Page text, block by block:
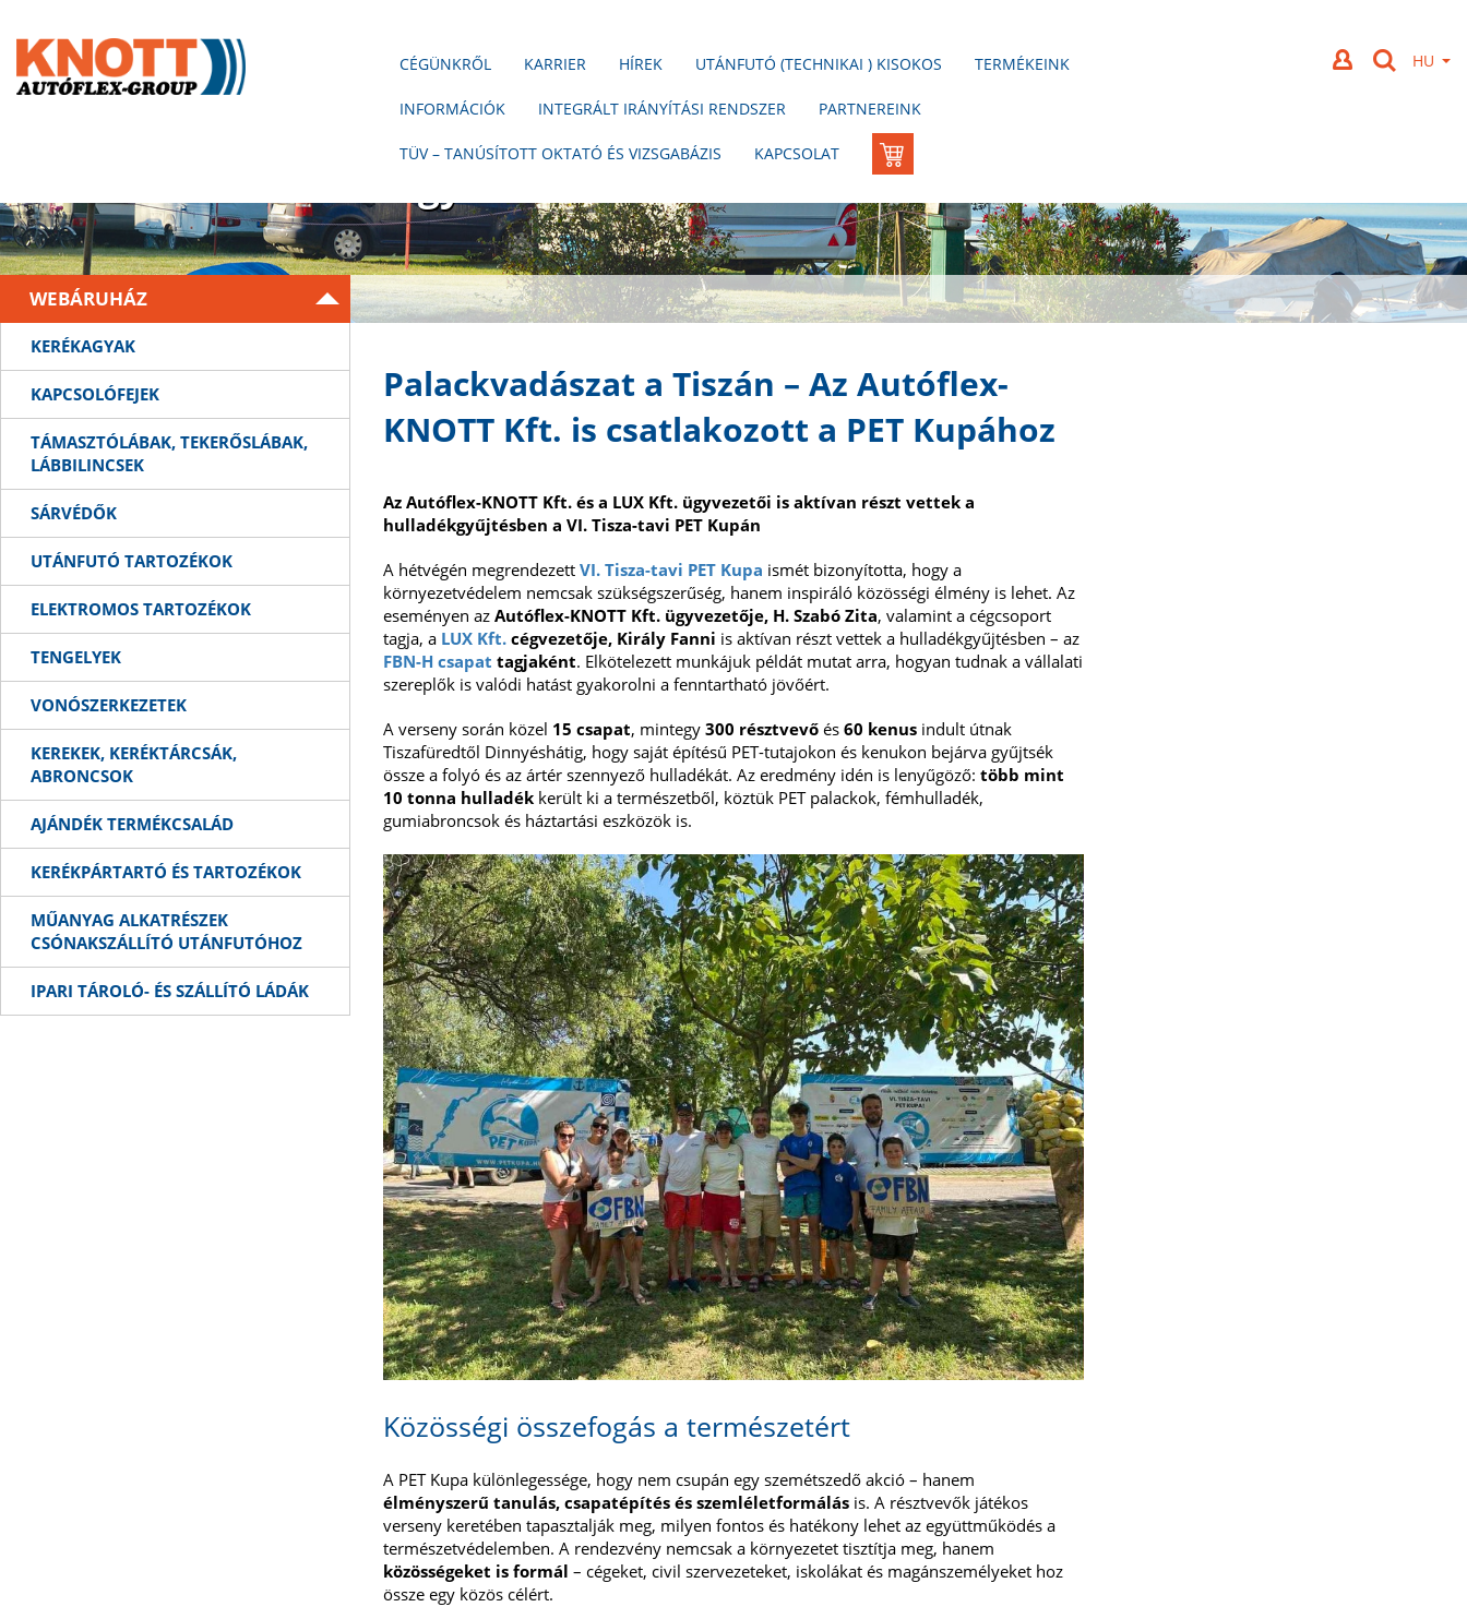
CÉGÜNKRŐL KARRIER HÍREK UTÁNFUTÓ (TECHNIKAI ) KISOKOS TERMÉKEINK
INFORMÁCIÓK INTEGRÁLT IRÁNYÍTÁSI RENDSZER PARTNEREINK
TÜV – TANÚSÍTOTT OKTATÓ ÉS VIZSGABÁZIS KAPCSOLAT
KOSÁR
Nincs utánfutó Knott nélkül!
WEBÁRUHÁZ
KERÉKAGYAK
KAPCSOLÓFEJEK
TÁMASZTÓLÁBAK, TEKERŐSLÁBAK,
LÁBBILINCSEK
SÁRVÉDŐK
UTÁNFUTÓ TARTOZÉKOK
ELEKTROMOS TARTOZÉKOK
TENGELYEK
VONÓSZERKEZETEK
KEREKEK, KERÉKTÁRCSÁK,
ABRONCSOK
AJÁNDÉK TERMÉKCSALÁD
KERÉKPÁRTARTÓ ÉS TARTOZÉKOK
MŰANYAG ALKATRÉSZEK
CSÓNAKSZÁLLÍTÓ UTÁNFUTÓHOZ
IPARI TÁROLÓ- ÉS SZÁLLÍTÓ LÁDÁK
Palackvadászat a Tiszán – Az Autóflex-
KNOTT Kft. is csatlakozott a PET Kupához
Az Autóflex-KNOTT Kft. és a LUX Kft. ügyvezetői is aktívan részt vettek a
hulladékgyűjtésben a VI. Tisza-tavi PET Kupán
A hétvégén megrendezett VI. Tisza-tavi PET Kupa ismét bizonyította, hogy a
környezetvédelem nemcsak szükségszerűség, hanem inspiráló közösségi élmény is lehet. Az
eseményen az Autóflex-KNOTT Kft. ügyvezetője, H. Szabó Zita, valamint a cégcsoport
tagja, a LUX Kft. cégvezetője, Király Fanni is aktívan részt vettek a hulladékgyűjtésben – az
FBN-H csapat tagjaként. Elkötelezett munkájuk példát mutat arra, hogyan tudnak a vállalati
szereplők is valódi hatást gyakorolni a fenntartható jövőért.
A verseny során közel 15 csapat, mintegy 300 résztvevő és 60 kenus indult útnak
Tiszafüredtől Dinnyéshátig, hogy saját építésű PET-tutajokon és kenukon bejárva gyűjtsék
össze a folyó és az ártér szennyező hulladékát. Az eredmény idén is lenyűgöző: több mint
10 tonna hulladék került ki a természetből, köztük PET palackok, fémhulladék,
gumiabroncsok és háztartási eszközök is.
Közösségi összefogás a természetért
A PET Kupa különlegessége, hogy nem csupán egy szemétszedő akció – hanem
élményszerű tanulás, csapatépítés és szemléletformálás is. A résztvevők játékos
verseny keretében tapasztalják meg, milyen fontos és hatékony lehet az együttműködés a
természetvédelemben. A rendezvény nemcsak a környezetet tisztítja meg, hanem
közösségeket is formál – cégeket, civil szervezeteket, iskolákat és magánszemélyeket hoz
össze egy közös célért.